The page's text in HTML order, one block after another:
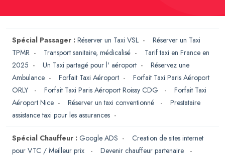
Spécial Passager : Réserver un Taxi VSL - Réserver un Taxi
TPMR - Transport sanitaire, médicalisé - Tarif taxi en France en
2025 - Un Taxi partagé pour l' aéroport - Réservez une
Ambulance - Forfait Taxi Aéroport - Forfait Taxi Paris Aéroport
ORLY
- Forfait Taxi Paris Aéroport Roissy CDG - Forfait Taxi
Aéroport Nice - Réserver un taxi conventionné - Prestataire
assistance taxi pour les assurances -
Spécial Chauffeur : Google ADS - Creation de sites internet
pour VTC / Meilleur prix
- Devenir chauffeur partenaire
-